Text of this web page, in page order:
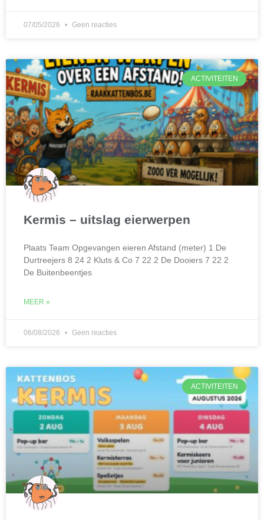
07/05/2026 Geen reacties
ACTIVITEITEN
Kermis – uitslag eierwerpen
Plaats Team Opgevangen eieren Afstand (meter) 1 De
Durtreejers 8 24 2 Kluts & Co 7 22 2 De Dooiers 7 22 2
De Buitenbeentjes
MEER »
06/08/2026 Geen reacties
ACTIVITEITEN